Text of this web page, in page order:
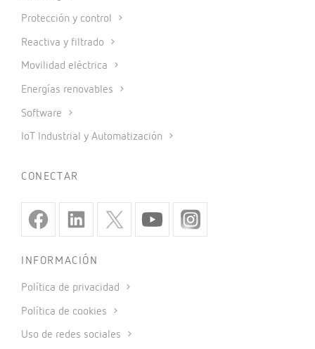
Protección y control
Reactiva y filtrado
Movilidad eléctrica
Energías renovables
Software
IoT Industrial y Automatización
CONECTAR
INFORMACIÓN
Política de privacidad
Política de cookies
Uso de redes sociales